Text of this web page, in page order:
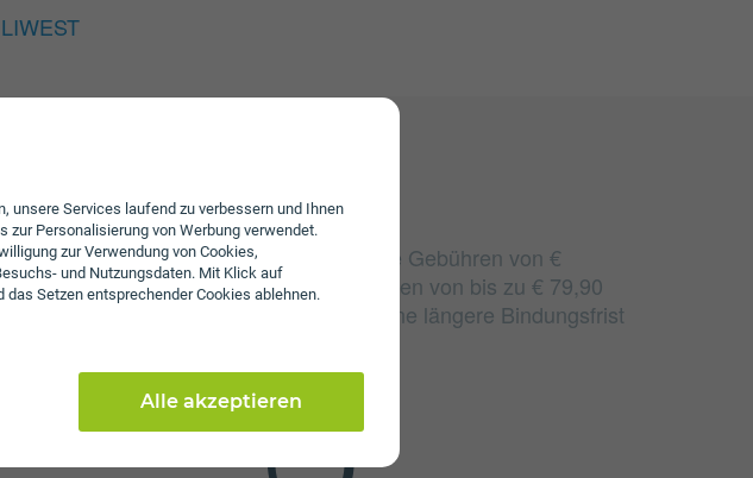
unsere Services laufend zu verbessern und Ihnen
Personalisierung von Werbung verwendet.
zur Verwendung von Cookies,
und Nutzungsdaten. Mit Klick auf
das Setzen entsprechender Cookies ablehnen.
Alle akzeptieren
Tarif Internet Mega+ fallen monatliche Gebühren von €
an. Weiters fallen einmalige Gebühren von bis zu € 79,90
an. Die Einmalkosten können sich durch eine längere Bindungsfrist